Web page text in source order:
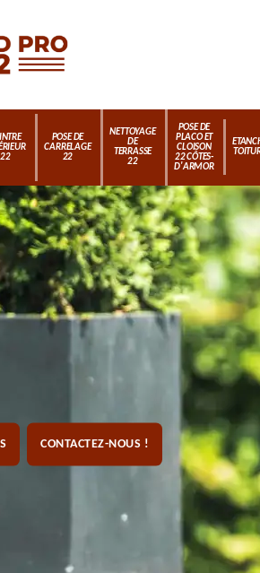
22
POSE DE
CARRELAGE
22
NETTOYAGE
DE
TERRASSE
22
POSE DE
PLACO ET
CLOISON
22 CÔTES-
D'ARMOR
CONTACTEZ-NOUS !